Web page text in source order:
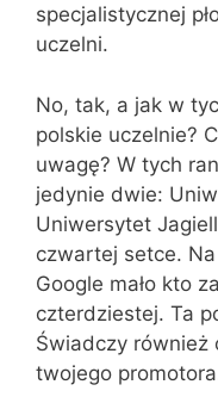
specjalistycznej
uczelni.
No, tak, a jak w
polskie uczelnie?
uwagę? W tych
jedynie dwie:
Uniwersytet
czwartej setce.
Google mało kto
czterdziestej. Ta
Świadczy również
twojego